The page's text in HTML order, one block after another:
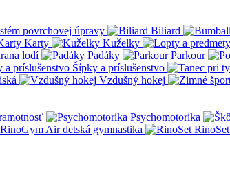
povrchovej úpravy Biliard
Karty Kuželky
lodí Padáky Parkour
Šípky a príslušenstvo
Vzdušný hokej
Psychomotorika
RinoGym Air detská gymnastika RinoSet